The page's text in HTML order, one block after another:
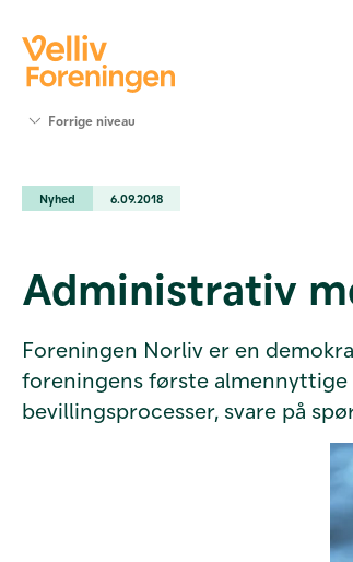
Værktøjer
Foreningen
Kontakt
Forrige niveau
Nyhed 6.09.2018
Administrativ
Foreningen Norliv er en
foreningens første
bevillingsprocesser, svare på